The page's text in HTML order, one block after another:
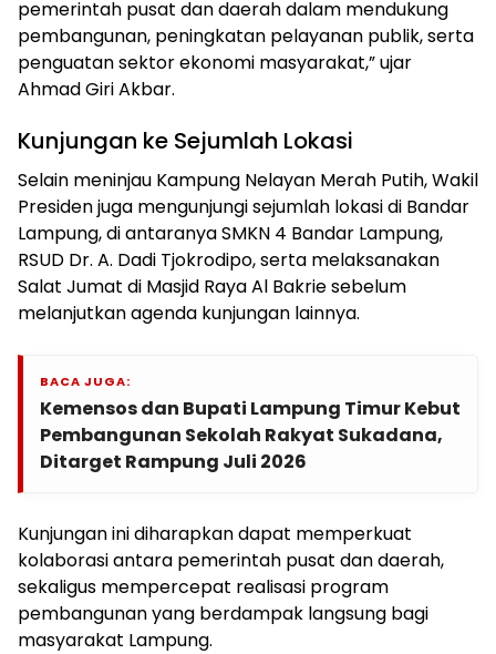
pemerintah pusat dan daerah dalam mendukung
pembangunan, peningkatan pelayanan publik, serta
penguatan sektor ekonomi masyarakat,” ujar
Ahmad Giri Akbar.
Kunjungan ke Sejumlah Lokasi
Selain meninjau Kampung Nelayan Merah Putih, Wakil
Presiden juga mengunjungi sejumlah lokasi di Bandar
Lampung, di antaranya SMKN 4 Bandar Lampung,
RSUD Dr. A. Dadi Tjokrodipo, serta melaksanakan
Salat Jumat di Masjid Raya Al Bakrie sebelum
melanjutkan agenda kunjungan lainnya.
BACA JUGA:
Kemensos dan Bupati Lampung Timur Kebut
Pembangunan Sekolah Rakyat Sukadana,
Ditarget Rampung Juli 2026
Kunjungan ini diharapkan dapat memperkuat
kolaborasi antara pemerintah pusat dan daerah,
sekaligus mempercepat realisasi program
pembangunan yang berdampak langsung bagi
masyarakat Lampung.